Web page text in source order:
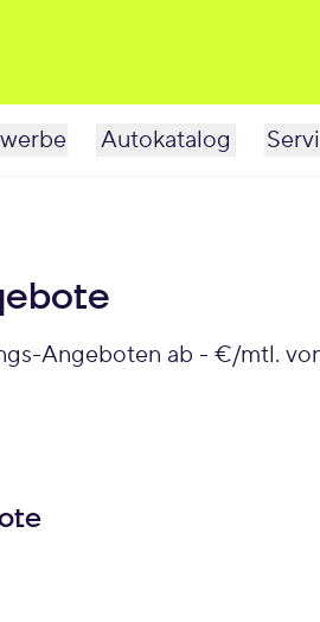
Autokatalog
Angeboten ab - €/mtl.